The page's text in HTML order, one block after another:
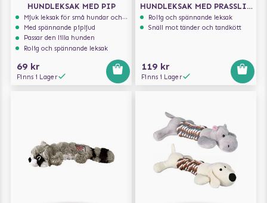
HUNDLEKSAK MED PIP
Mjuk leksak för små hundar och valpar.
Med spännande pipljud
Passar den lilla hunden
Rolig och spännande leksak
69 kr
Finns i Lager
HUNDLEKSAK MED PRASSLIG
INSIDA
Rolig och spännande leksak
Snäll mot tänder och tandkött
119 kr
Finns i Lager